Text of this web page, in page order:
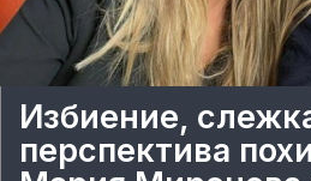
Избиение,
перспектива